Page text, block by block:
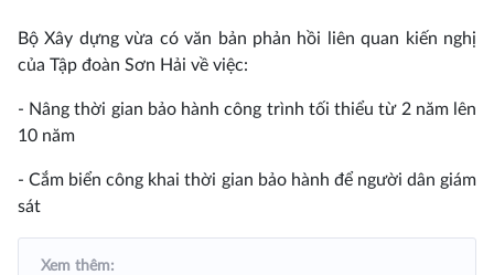
Bộ Xây dựng vừa có văn bản phản hồi liên quan kiến nghị
của Tập đoàn Sơn Hải về việc:
- Nâng thời gian bảo hành công trình tối thiểu từ 2 năm lên
10 năm
- Cắm biển công khai thời gian bảo hành để người dân giám
sát
Xem thêm: